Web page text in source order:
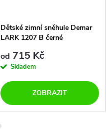
Dětské zimní sněhule Demar
LARK 1207 B černé
od 715 Kč
Skladem
ZOBRAZIT